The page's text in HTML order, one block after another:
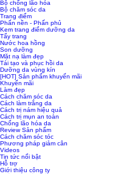
Bộ chống lão hóa
Bộ chăm sóc da
Trang điểm
Phấn nền - Phấn phủ
Kem trang điểm dưỡng da
Tẩy trang
Nước hoa hồng
Son dưỡng
Mặt nạ làm đẹp
Tái tạo và phục hồi da
Dưỡng da vùng kín
[HOT] Sản phẩm khuyến mãi
Khuyến mãi
Làm đẹp
Cách chăm sóc da
Cách làm trắng da
Cách trị nám hiệu quả
Cách trị mụn an toàn
Chống lão hóa da
Review Sản phẩm
Cách chăm sóc tóc
Phương pháp giảm cân
Videos
Tin tức nổi bật
Hỗ trợ
Giới thiệu công ty